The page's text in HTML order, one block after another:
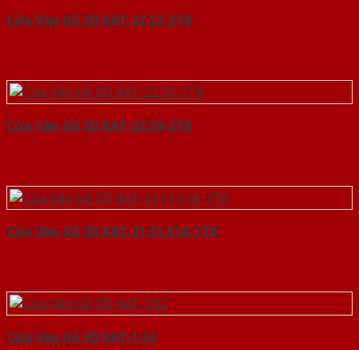
Cửa Vân Gỗ 5D KAT-22.52-2TK
Cửa Vân Gỗ 5D KAT-22.50-2TK
Cửa Vân Gỗ 5D KAT-21.51.51A-1TK
Cửa Vân Gỗ 5D KAT-1.52